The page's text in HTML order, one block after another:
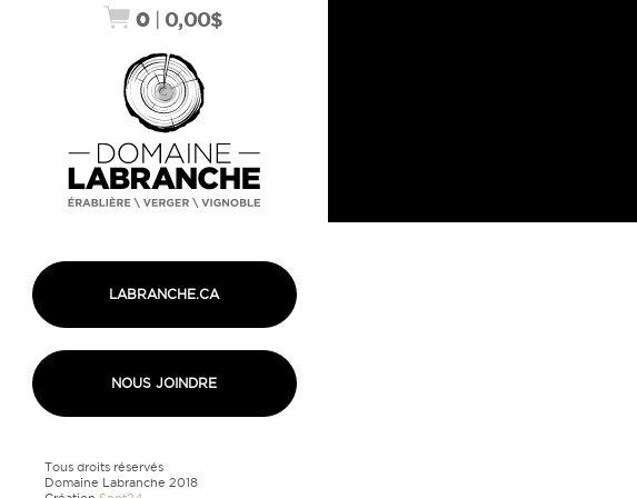
0 | 0,00$
LABRANCHE.CA
NOUS JOINDRE
Tous droits réservés
Domaine Labranche 2018